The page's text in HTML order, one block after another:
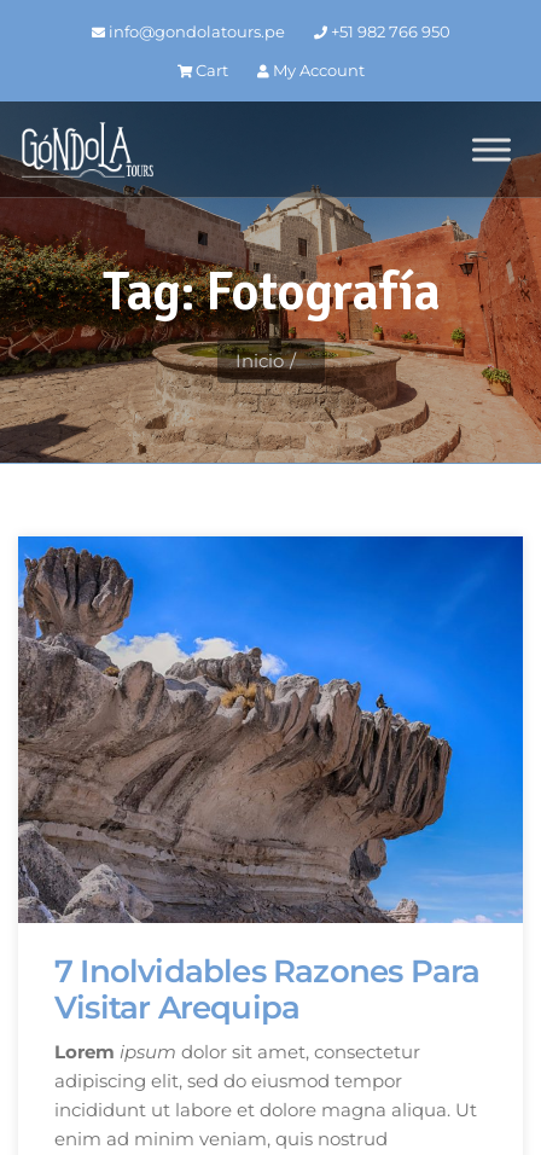
info@gondolatours.pe
+51 982 766 950
Cart
My Account
Tag: Fotografía
Inicio
7 Inolvidables Razones Para
Visitar Arequipa
Lorem ipsum dolor sit amet, consectetur
adipiscing elit, sed do eiusmod tempor
incididunt ut labore et dolore magna aliqua. Ut
enim ad minim veniam, quis nostrud